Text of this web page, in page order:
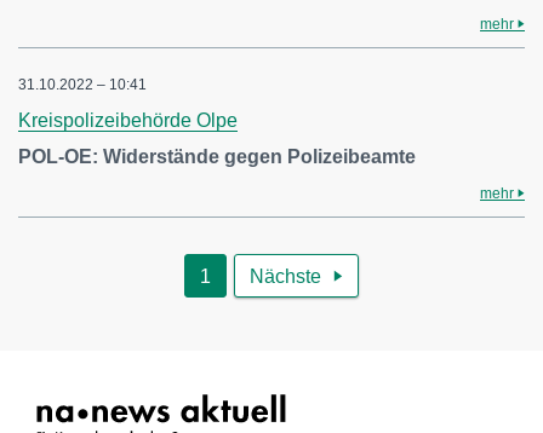
mehr
31.10.2022 – 10:41
Kreispolizeibehörde Olpe
POL-OE: Widerstände gegen Polizeibeamte
mehr
1 Nächste 